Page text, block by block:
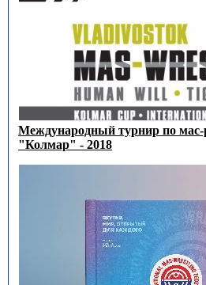
Международный турнир по
"Колмар" - 2018